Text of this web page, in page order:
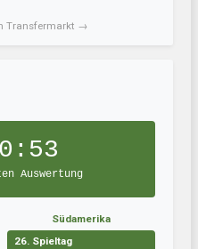
Transfermarkt →
Auswertung
Südamerika
26. Spieltag